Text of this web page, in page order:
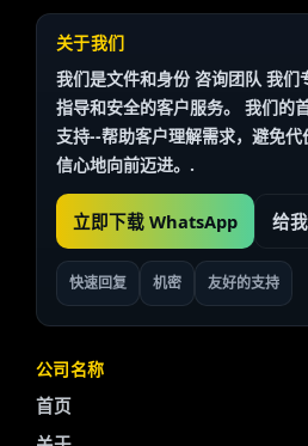
关于我们
我们是文件和身份 咨询团队 我们
指导和安全的客户服务。 我们的
支持--帮助客户理解需求，避免
信心地向前迈进。.
立即下载 WhatsApp 给
快速回复 机密 友好的支持
公司名称
首页